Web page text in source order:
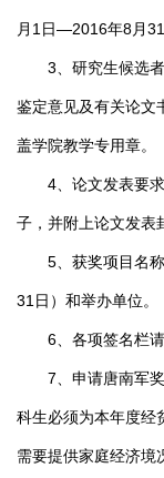
月1日—2016年8月31
3、研究生候选者
鉴定意见及有关论文
盖学院教学专用章。
4、论文发表要求
子，并附上论文发表
5、获奖项目名称
31日）和举办单位。
6、各项签名栏请
7、申请唐南军奖
科生必须为本年度经
需要提供家庭经济境